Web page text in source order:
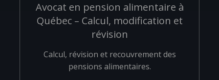
Avocat en pension alimentaire à
Québec – Calcul, modification et
révision
Calcul, révision et recouvrement des
pensions alimentaires.